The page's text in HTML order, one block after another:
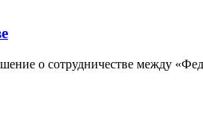
о сотрудничестве между